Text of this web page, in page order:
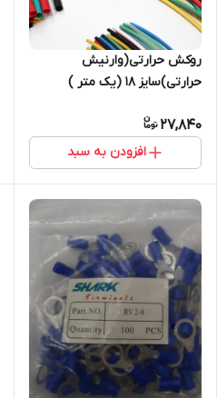
روکش حرارتی(وارنیش
حرارتی)سایز 18 (یک متر )
27,840
افزودن به سبد